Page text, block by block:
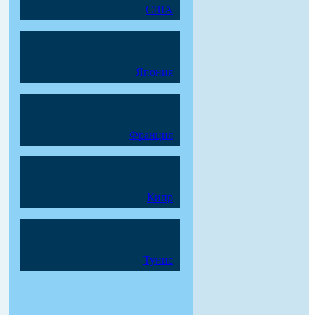
США
Япония
Франция
Кипр
Тунис